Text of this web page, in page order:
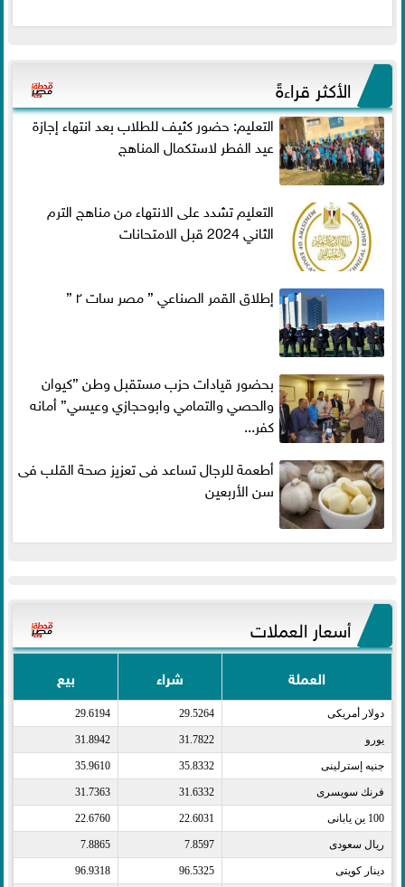
الأكثر قراءةً
التعليم: حضور كثيف للطلاب بعد انتهاء إجازة
عيد الفطر لاستكمال المناهج
التعليم تشدد على الانتهاء من مناهج الترم
الثاني 2024 قبل الامتحانات
إطلاق القمر الصناعي ” مصر سات ٢ ”
بحضور قيادات حزب مستقبل وطن ”كيوان
والحصي والتمامي وابوحجازي وعيسي” أمانه
كفر...
أطعمة للرجال تساعد فى تعزيز صحة القلب فى
سن الأربعين
أسعار العملات
العملة شراء بيع
دولار أمريكى​ 29.5264
29.6194
يورو​ 31.7822
31.8942
جنيه إسترلينى​ 35.8332
35.9610
فرنك سويسرى​ 31.6332
31.7363
100 ين يابانى​ 22.6031
22.6760
ريال سعودى​ 7.8597
7.8865
دينار كويتى​ 96.5325
96.9318